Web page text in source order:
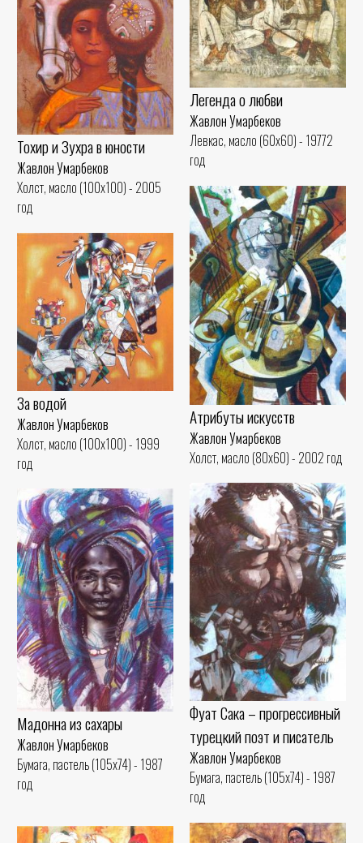
Легенда о любви
Жавлон Умарбеков
Левкас, масло (60x60) - 19772
год
Тохир и Зухра в юности
Жавлон Умарбеков
Холст, масло (100x100) - 2005
год
Атрибуты искусств
Жавлон Умарбеков
Холст, масло (80x60) - 2002 год
За водой
Жавлон Умарбеков
Холст, масло (100x100) - 1999
год
Фуат Сака – прогрессивный
турецкий поэт и писатель
Жавлон Умарбеков
Бумага, пастель (105x74) - 1987
год
Мадонна из сахары
Жавлон Умарбеков
Бумага, пастель (105x74) - 1987
год